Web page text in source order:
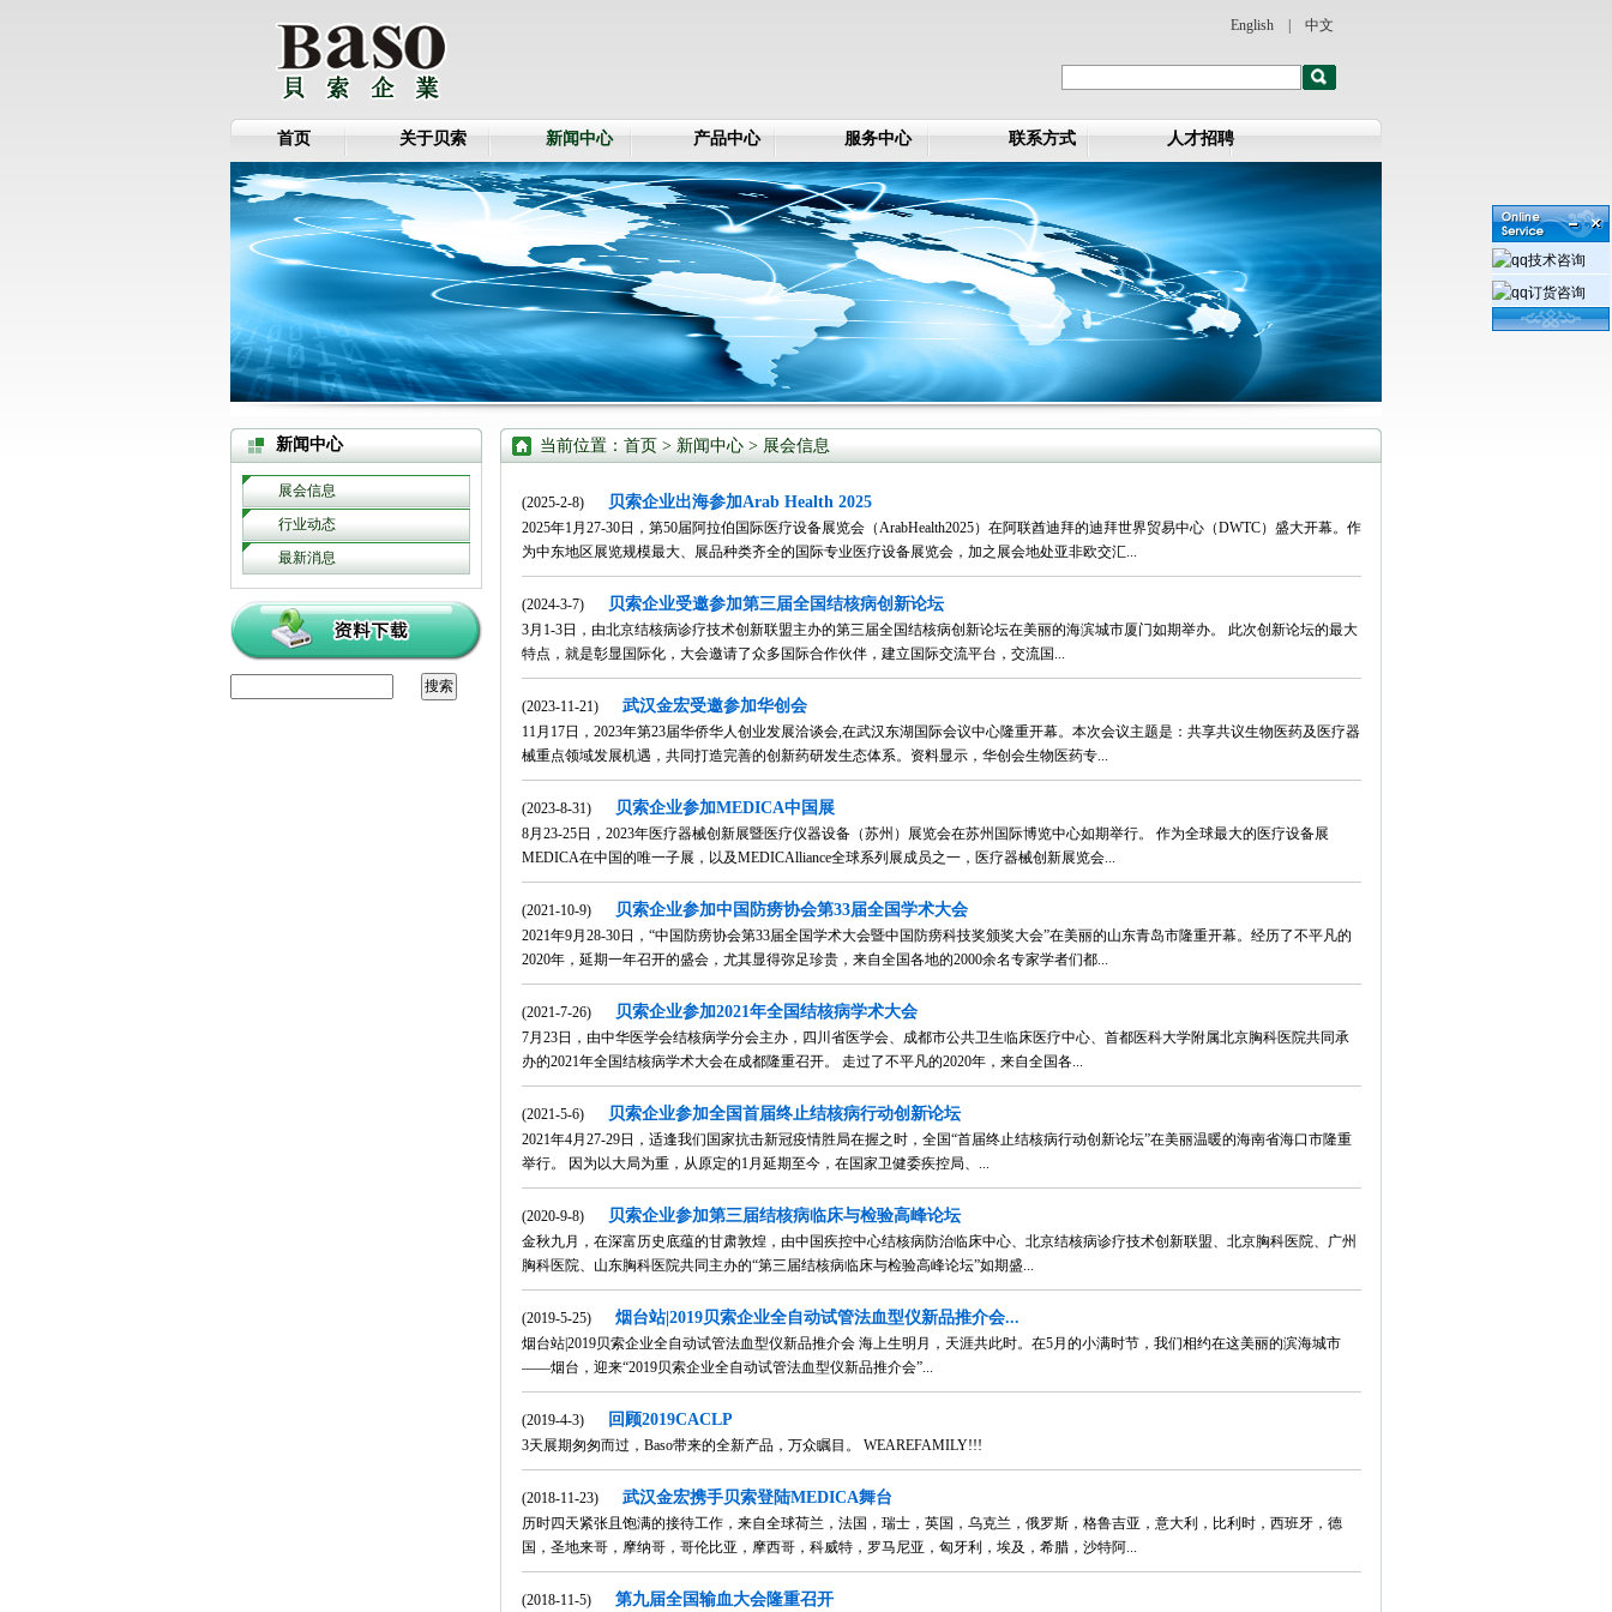
English 中文
首页 关于贝索 新闻中心 产品中心 服务中心 联系方式 人才招聘
新闻中心
展会信息
行业动态
最新消息
当前位置： 首页 > 新闻中心 > 展会信息
(2025-2-8) 贝索企业出海参加Arab Health 2025
2025年1月27-30日，第50届阿拉伯国际医疗设备展览会（ArabHealth2025）在阿联酋迪拜的迪拜世界贸易中心（DWTC）盛大开幕。作
为中东地区展览规模最大、展品种类齐全的国际专业医疗设备展览会，加之展会地处亚非欧交汇...
(2024-3-7) 贝索企业受邀参加第三届全国结核病创新论坛
3月1-3日，由北京结核病诊疗技术创新联盟主办的第三届全国结核病创新论坛在美丽的海滨城市厦门如期举办。 此次创新论坛的最大
特点，就是彰显国际化，大会邀请了众多国际合作伙伴，建立国际交流平台，交流国...
(2023-11-21) 武汉金宏受邀参加华创会
11月17日，2023年第23届华侨华人创业发展洽谈会,在武汉东湖国际会议中心隆重开幕。本次会议主题是：共享共议生物医药及医疗器
械重点领域发展机遇，共同打造完善的创新药研发生态体系。资料显示，华创会生物医药专...
(2023-8-31) 贝索企业参加MEDICA中国展
8月23-25日，2023年医疗器械创新展暨医疗仪器设备（苏州）展览会在苏州国际博览中心如期举行。 作为全球最大的医疗设备展
MEDICA在中国的唯一子展，以及MEDICAlliance全球系列展成员之一，医疗器械创新展览会...
(2021-10-9) 贝索企业参加中国防痨协会第33届全国学术大会
2021年9月28-30日，“中国防痨协会第33届全国学术大会暨中国防痨科技奖颁奖大会”在美丽的山东青岛市隆重开幕。经历了不平凡的
2020年，延期一年召开的盛会，尤其显得弥足珍贵，来自全国各地的2000余名专家学者们都...
(2021-7-26) 贝索企业参加2021年全国结核病学术大会
7月23日，由中华医学会结核病学分会主办，四川省医学会、成都市公共卫生临床医疗中心、首都医科大学附属北京胸科医院共同承
办的2021年全国结核病学术大会在成都隆重召开。 走过了不平凡的2020年，来自全国各...
(2021-5-6) 贝索企业参加全国首届终止结核病行动创新论坛
2021年4月27-29日，适逢我们国家抗击新冠疫情胜局在握之时，全国“首届终止结核病行动创新论坛”在美丽温暖的海南省海口市隆重
举行。 因为以大局为重，从原定的1月延期至今，在国家卫健委疾控局、...
(2020-9-8) 贝索企业参加第三届结核病临床与检验高峰论坛
金秋九月，在深富历史底蕴的甘肃敦煌，由中国疾控中心结核病防治临床中心、北京结核病诊疗技术创新联盟、北京胸科医院、广州
胸科医院、山东胸科医院共同主办的“第三届结核病临床与检验高峰论坛”如期盛...
(2019-5-25) 烟台站|2019贝索企业全自动试管法血型仪新品推介会...
烟台站|2019贝索企业全自动试管法血型仪新品推介会 海上生明月，天涯共此时。在5月的小满时节，我们相约在这美丽的滨海城市
——烟台，迎来“2019贝索企业全自动试管法血型仪新品推介会”...
(2019-4-3) 回顾2019CACLP
3天展期匆匆而过，Baso带来的全新产品，万众瞩目。 WEAREFAMILY!!!
(2018-11-23) 武汉金宏携手贝索登陆MEDICA舞台
历时四天紧张且饱满的接待工作，来自全球荷兰，法国，瑞士，英国，乌克兰，俄罗斯，格鲁吉亚，意大利，比利时，西班牙，德
国，圣地来哥，摩纳哥，哥伦比亚，摩西哥，科威特，罗马尼亚，匈牙利，埃及，希腊，沙特阿...
(2018-11-5) 第九届全国输血大会隆重召开
技术咨询
订货咨询